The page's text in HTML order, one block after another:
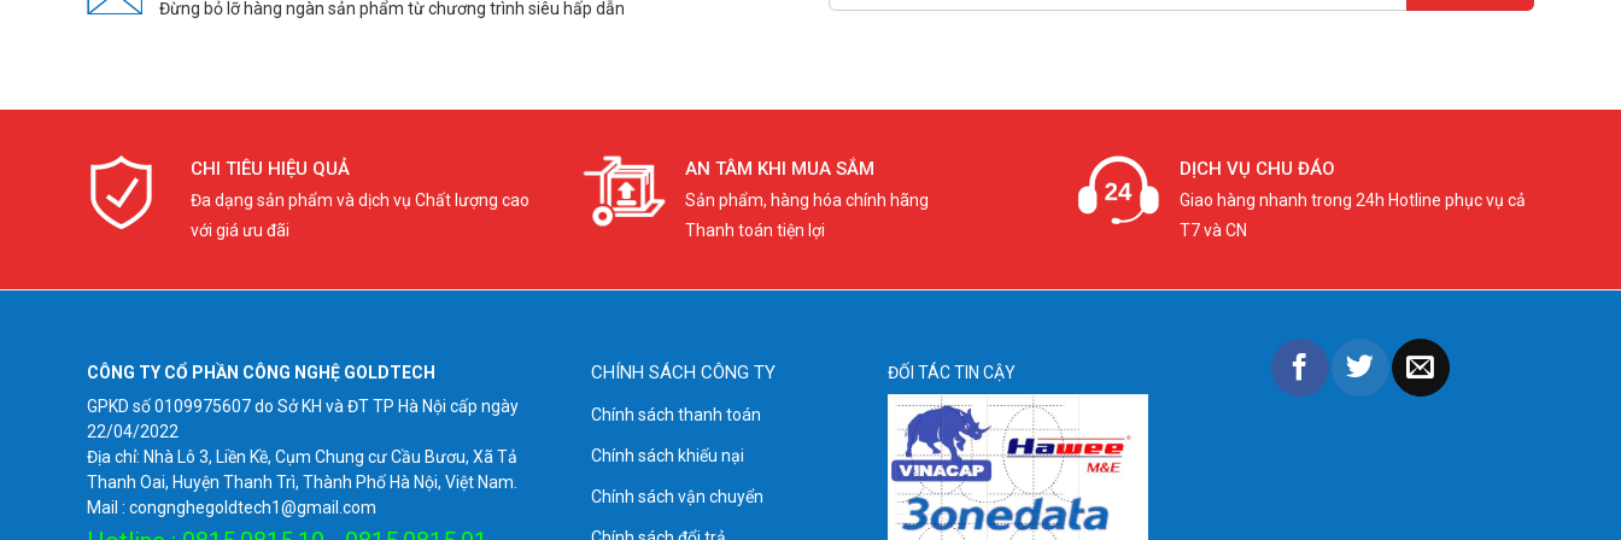
Đừng bỏ lỡ hàng ngàn sản phẩm từ chương trình siêu hấp dẫn
CHI TIÊU HIỆU QUẢ
Đa dạng sản phẩm và dịch vụ Chất lượng cao
với giá ưu đãi
AN TÂM KHI MUA SẮM
Sản phẩm, hàng hóa chính hãng
Thanh toán tiện lợi
DỊCH VỤ CHU ĐÁO
Giao hàng nhanh trong 24h Hotline phục vụ cả
T7 và CN
CÔNG TY CỔ PHẦN CÔNG NGHỆ GOLDTECH
GPKD số 0109975607 do Sở KH và ĐT TP Hà Nội cấp ngày
22/04/2022
Địa chỉ: Nhà Lô 3, Liền Kề, Cụm Chung cư Cầu Bươu, Xã Tả
Thanh Oai, Huyện Thanh Trì, Thành Phố Hà Nội, Việt Nam.
Mail : congnghegoldtech1@gmail.com
CHÍNH SÁCH CÔNG TY
Chính sách thanh toán
Chính sách khiếu nại
Chính sách vận chuyển
ĐỐI TÁC TIN CẬY